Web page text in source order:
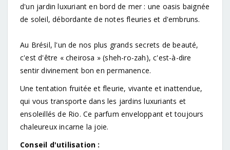
d'un jardin luxuriant en bord de mer : une oasis baignée
de soleil, débordante de notes fleuries et d'embruns.
Au Brésil, l'un de nos plus grands secrets de beauté,
c'est d'être « cheirosa » (sheh-ro-zah), c'est-à-dire
sentir divinement bon en permanence.
Une tentation fruitée et fleurie, vivante et inattendue,
qui vous transporte dans les jardins luxuriants et
ensoleillés de Rio. Ce parfum enveloppant et toujours
chaleureux incarne la joie.
Conseil d'utilisation :